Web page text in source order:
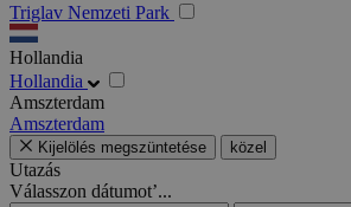
Triglav Nemzeti Park
Hollandia
Hollandia
Amszterdam
Amszterdam
Kijelölés megszüntetése közel
Utazás
Válasszon dátumot’...